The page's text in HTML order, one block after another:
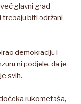
glavni grad
biti održani
demokraciju i
ni podjele, da je
svih.
rukometaša,